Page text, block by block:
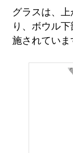
グラスは、
り、ボウル
施されていま